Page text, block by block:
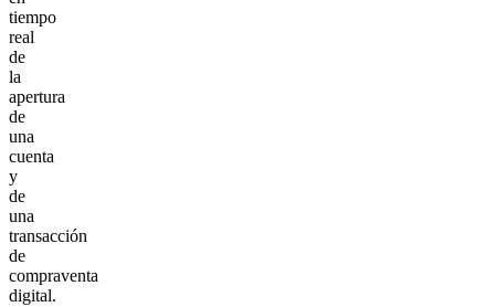
tiempo
real
de
la
apertura
de
una
cuenta
y
de
una
transacción
de
compraventa
digital.